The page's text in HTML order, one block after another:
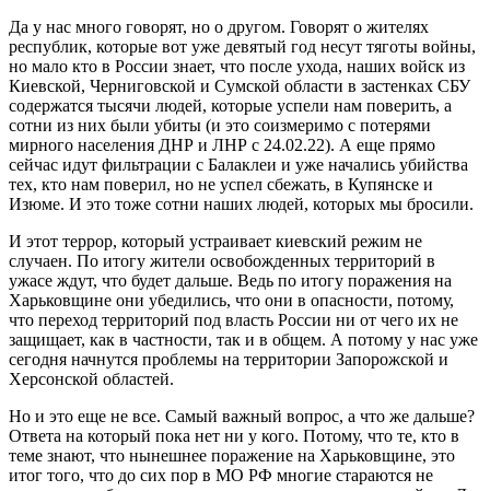
Да у нас много говорят, но о другом. Говорят о жителях
республик, которые вот уже девятый год несут тяготы войны,
но мало кто в России знает, что после ухода, наших войск из
Киевской, Черниговской и Сумской области в застенках СБУ
содержатся тысячи людей, которые успели нам поверить, а
сотни из них были убиты (и это соизмеримо с потерями
мирного населения ДНР и ЛНР с 24.02.22). А еще прямо
сейчас идут фильтрации с Балаклеи и уже начались убийства
тех, кто нам поверил, но не успел сбежать, в Купянске и
Изюме. И это тоже сотни наших людей, которых мы бросили.
И этот террор, который устраивает киевский режим не
случаен. По итогу жители освобожденных территорий в
ужасе ждут, что будет дальше. Ведь по итогу поражения на
Харьковщине они убедились, что они в опасности, потому,
что переход территорий под власть России ни от чего их не
защищает, как в частности, так и в общем. А потому у нас уже
сегодня начнутся проблемы на территории Запорожской и
Херсонской областей.
Но и это еще не все. Самый важный вопрос, а что же дальше?
Ответа на который пока нет ни у кого. Потому, что те, кто в
теме знают, что нынешнее поражение на Харьковщине, это
итог того, что до сих пор в МО РФ многие стараются не